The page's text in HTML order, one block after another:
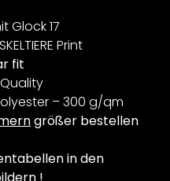
Glock 17
Print
fit
– 300 g/qm
größer bestellen
in den